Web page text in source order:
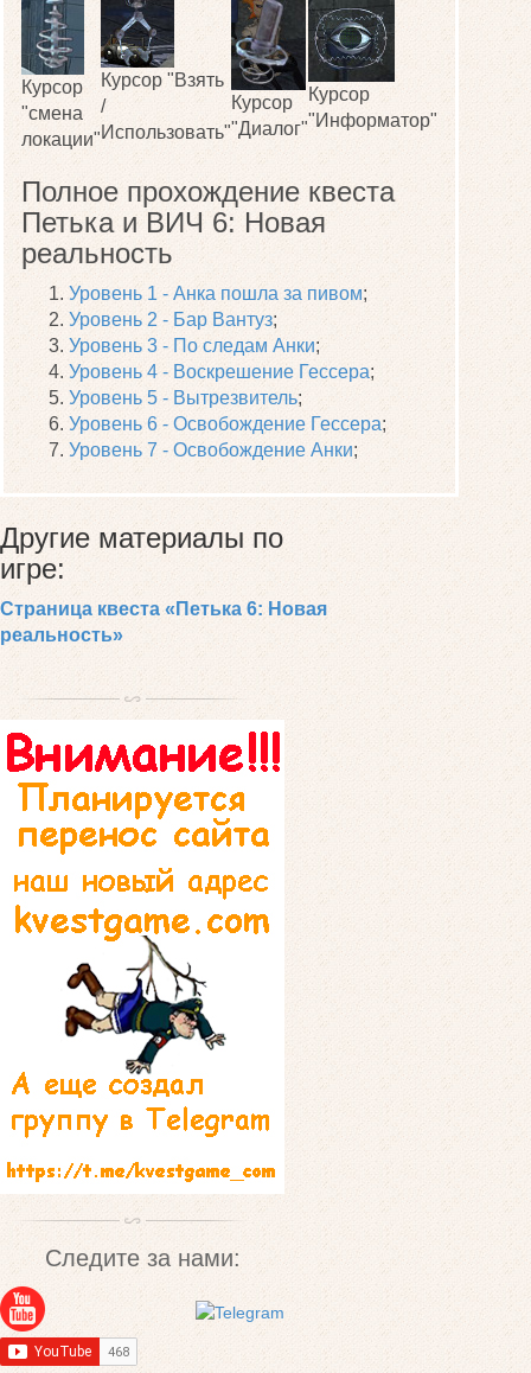
Курсор
"смена
локации"
Курсор "Взять
/
Использовать"
Курсор
"Диалог"
Курсор
"Информатор"
Полное прохождение квеста
Петька и ВИЧ 6: Новая
реальность
Уровень 1 - Анка пошла за пивом;
Уровень 2 - Бар Вантуз;
Уровень 3 - По следам Анки;
Уровень 4 - Воскрешение Гессера;
Уровень 5 - Вытрезвитель;
Уровень 6 - Освобождение Гессера;
Уровень 7 - Освобождение Анки;
Другие материалы по
игре:
Страница квеста «Петька 6: Новая
реальность»
Следите за нами: